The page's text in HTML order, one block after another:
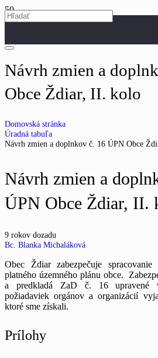
Návrh zmien a
Obce Ždiar, II. kolo
Domovská stránka
Úradná tabuľa
Návrh zmien a doplnkov č. 16 ÚPN Obce
Návrh zmien a
ÚPN Obce Ždiar, II.
9 rokov dozadu
Bc. Blanka Michaláková
Obec Ždiar zabezpečuje
platného územného plánu obce.
a predkladá ZaD č. 16 upravené
požiadaviek orgánov a organizácií
ktoré sme získali.
Prílohy